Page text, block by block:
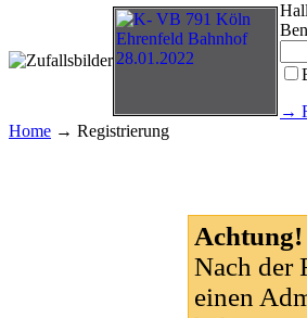
→
Home → Registrierung
Achtung!
Nach der
einen